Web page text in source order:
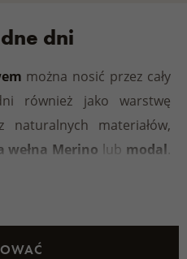
dni
można nosić przez cały
również jako warstwę
materiałów,
wełna Merino lub modal
dla skóry. Nadają
ruchów.